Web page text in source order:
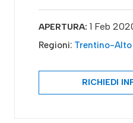
APERTURA: 1 Feb
Regioni: Trentino-
RICHIEDI